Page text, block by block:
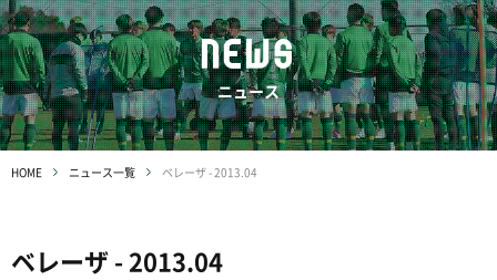
NEWS
ニュース
HOME ニュース一覧 ベレーザ - 2013.04
ベレーザ - 2013.04